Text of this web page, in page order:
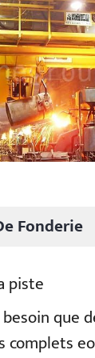
Fonderie
piste
que
complets